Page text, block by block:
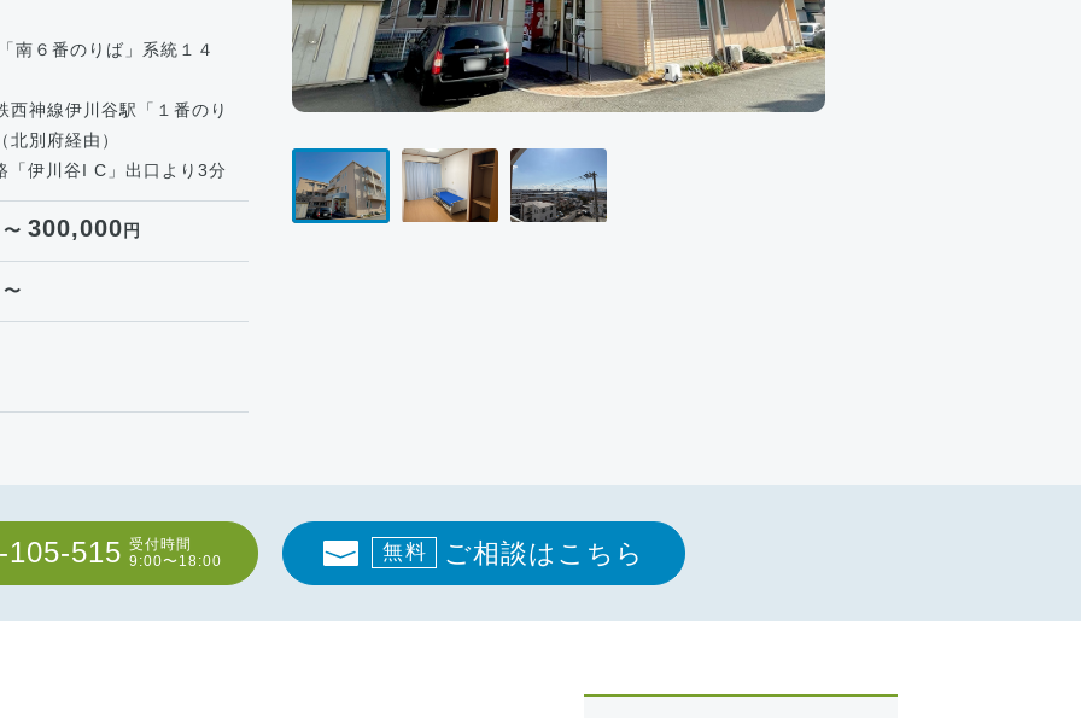
６番のりば」系統１４
神線伊川谷駅「１番のり
北別府経由）
「伊川谷I C」出口より3分
300,000 円
105-515 受付時間
9:00〜18:00
無料 ご相談はこちら